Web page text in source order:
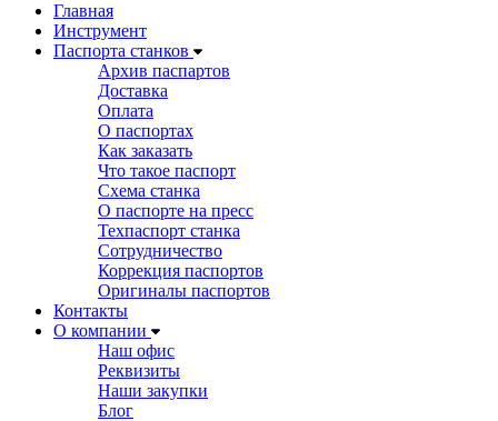
Главная
Инструмент
Паспорта станков
Архив паспартов
Доставка
Оплата
О паспортах
Как заказать
Что такое паспорт
Схема станка
О паспорте на пресс
Техпаспорт станка
Сотрудничество
Коррекция паспортов
Оригиналы паспортов
Контакты
О компании
Наш офис
Реквизиты
Наши закупки
Блог